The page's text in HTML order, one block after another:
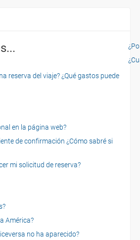
reserva del viaje? ¿Qué gastos puede
en la página web?
de confirmación ¿Cómo sabré si
mi solicitud de reserva?
América?
no ha aparecido?